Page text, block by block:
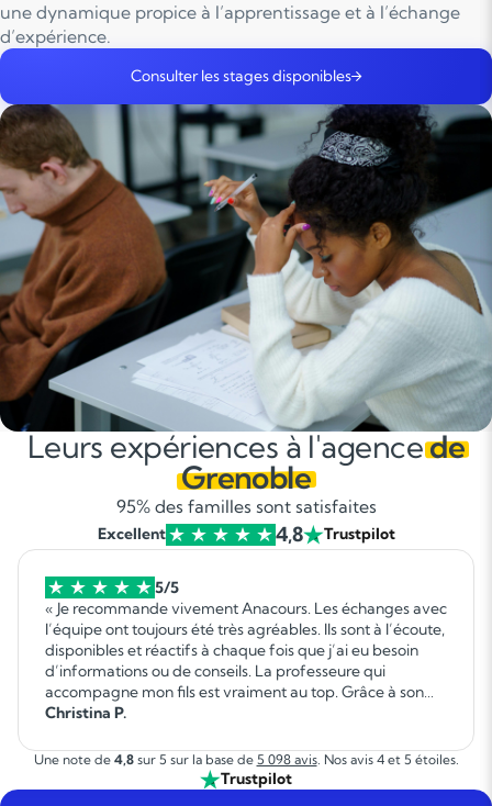
une dynamique propice à l’apprentissage et à l’échange
d’expérience.
Consulter les stages disponibles
Leurs expériences à l'agencede
Grenoble
95% des familles sont satisfaites
Excellent 4,8 Trustpilot
5/5
« Je recommande vivement Anacours. Les échanges avec
l’équipe ont toujours été très agréables. Ils sont à l’écoute,
disponibles et réactifs à chaque fois que j’ai eu besoin
d’informations ou de conseils. La professeure qui
accompagne mon fils est vraiment au top. Grâce à son
professionnalisme, sa patience et sa bienveillance, mon
évolue de façon très positive dans ses apprentissages. Je
suis très satisfaite de cet accompagnement et je
Christina P.
Une note de 4,8sur 5 sur la base de 5 098 avis. Nos avis 4 et 5 étoiles.
Trustpilot